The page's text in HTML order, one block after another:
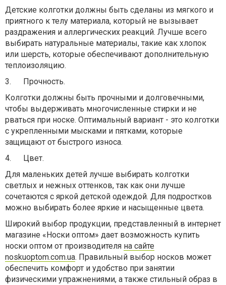
Детские колготки должны быть сделаны из мягкого и
приятного к телу материала, который не вызывает
раздражения и аллергических реакций. Лучше всего
выбирать натуральные материалы, такие как хлопок
или шерсть, которые обеспечивают дополнительную
теплоизоляцию.
3.
Прочность.
Колготки должны быть прочными и долговечными,
чтобы выдерживать многочисленные стирки и не
рваться при носке. Оптимальный вариант - это колготки
с укрепленными мысками и пятками, которые
защищают от быстрого износа.
4.
Цвет.
Для маленьких детей лучше выбирать колготки
светлых и нежных оттенков, так как они лучше
сочетаются с яркой детской одеждой. Для подростков
можно выбирать более яркие и насыщенные цвета.
Широкий выбор продукции, представленный в интернет
магазине «Носки оптом» дает возможность купить
носки оптом от производителя на сайте
noskuoptom.com.ua. Правильный выбор носков может
обеспечить комфорт и удобство при занятии
физическими упражнениями, а также стильный образ в